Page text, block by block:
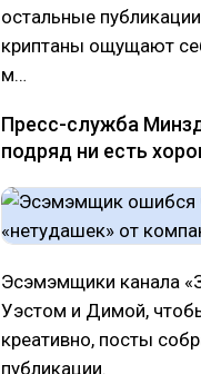
остальные
криптаны ощущают
м…
Пресс-служба
подряд ни есть
Эсэмэмщики канала
Уэстом и Димой,
креативно, посты
публикации.